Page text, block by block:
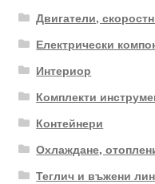
Двигатели,
Електрически
Интериор
Комплекти
Контейнери
Охлаждане,
Теглич и въжени